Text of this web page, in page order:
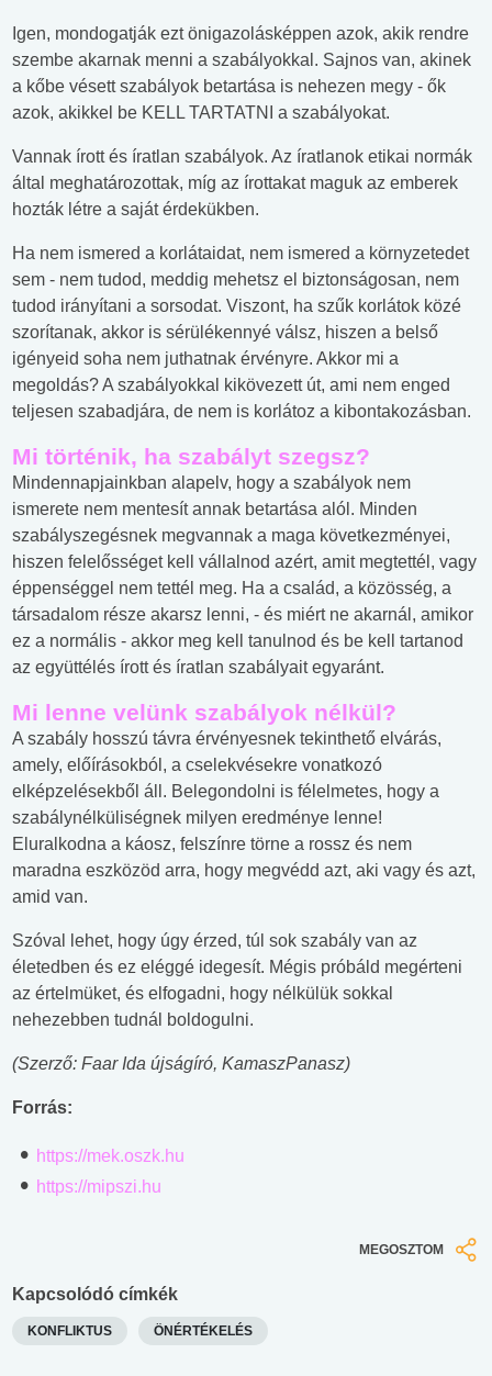
Igen, mondogatják ezt önigazolásképpen azok, akik rendre
szembe akarnak menni a szabályokkal. Sajnos van, akinek
a kőbe vésett szabályok betartása is nehezen megy - ők
azok, akikkel be KELL TARTATNI a szabályokat.
Vannak írott és íratlan szabályok. Az íratlanok etikai normák
által meghatározottak, míg az írottakat maguk az emberek
hozták létre a saját érdekükben.
Ha nem ismered a korlátaidat, nem ismered a környzetedet
sem - nem tudod, meddig mehetsz el biztonságosan, nem
tudod irányítani a sorsodat. Viszont, ha szűk korlátok közé
szorítanak, akkor is sérülékennyé válsz, hiszen a belső
igényeid soha nem juthatnak érvényre. Akkor mi a
megoldás? A szabályokkal kikövezett út, ami nem enged
teljesen szabadjára, de nem is korlátoz a kibontakozásban.
Mi történik, ha szabályt szegsz?
Mindennapjainkban alapelv, hogy a szabályok nem
ismerete nem mentesít annak betartása alól. Minden
szabályszegésnek megvannak a maga következményei,
hiszen felelősséget kell vállalnod azért, amit megtettél, vagy
éppenséggel nem tettél meg. Ha a család, a közösség, a
társadalom része akarsz lenni, - és miért ne akarnál, amikor
ez a normális - akkor meg kell tanulnod és be kell tartanod
az együttélés írott és íratlan szabályait egyaránt.
Mi lenne velünk szabályok nélkül?
A szabály hosszú távra érvényesnek tekinthető elvárás,
amely, előírásokból, a cselekvésekre vonatkozó
elképzelésekből áll. Belegondolni is félelmetes, hogy a
szabálynélküliségnek milyen eredménye lenne!
Eluralkodna a káosz, felszínre törne a rossz és nem
maradna eszközöd arra, hogy megvédd azt, aki vagy és azt,
amid van.
Szóval lehet, hogy úgy érzed, túl sok szabály van az
életedben és ez eléggé idegesít. Mégis próbáld megérteni
az értelmüket, és elfogadni, hogy nélkülük sokkal
nehezebben tudnál boldogulni.
(Szerző: Faar Ida újságíró, KamaszPanasz)
Forrás:
https://mek.oszk.hu
https://mipszi.hu
MEGOSZTOM
Kapcsolódó címkék
KONFLIKTUS ÖNÉRTÉKELÉS